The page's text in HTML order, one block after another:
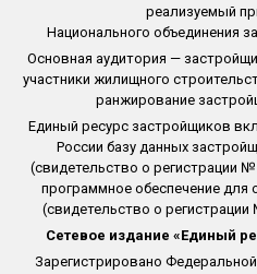
реализуемый
Национального объединения
Основная аудитория —
участники жилищного
ранжирование
Единый ресурс застройщиков
России базу данных
(свидетельство о регистрации
программное обеспечение для
(свидетельство о регистрации
Сетевое издание «Единый
Зарегистрировано